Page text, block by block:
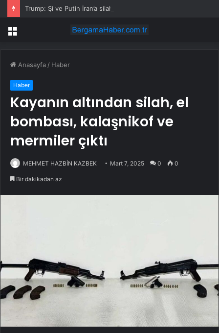
Trump: Şi ve Putin İran’a silah satmayacaklarını söyledi
Menü
Anasayfa / Haber
Haber
Kayanın altından silah, el
bombası, kalaşnikof ve
mermiler çıktı
MEHMET HAZBİN KAZBEK Mart 7, 2025 0 0
Bir dakikadan az